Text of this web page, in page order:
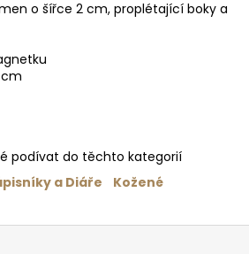
o šířce 2 cm, proplétající boky a
cm
podívat do těchto kategorií
a Diáře Kožené